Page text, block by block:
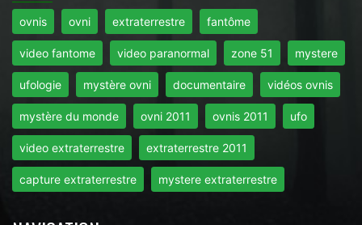
ovnis ovni extraterrestre fantôme
video fantome video paranormal zone 51 mystere
ufologie mystère ovni documentaire vidéos ovnis
mystère du monde ovni 2011 ovnis 2011 ufo
video extraterrestre extraterrestre 2011
capture extraterrestre mystere extraterrestre